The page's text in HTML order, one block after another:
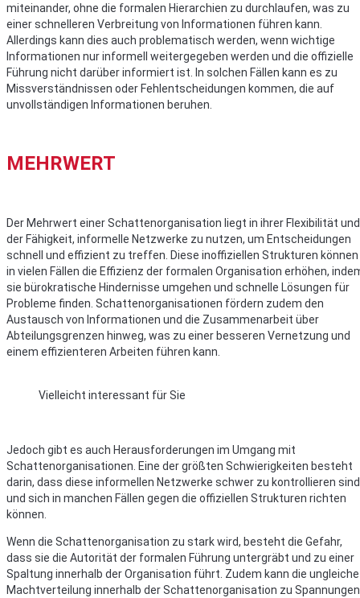
miteinander, ohne die formalen Hierarchien zu durchlaufen, was zu
einer schnelleren Verbreitung von Informationen führen kann.
Allerdings kann dies auch problematisch werden, wenn wichtige
Informationen nur informell weitergegeben werden und die offizielle
Führung nicht darüber informiert ist. In solchen Fällen kann es zu
Missverständnissen oder Fehlentscheidungen kommen, die auf
unvollständigen Informationen beruhen.
MEHRWERT
Der Mehrwert einer Schattenorganisation liegt in ihrer Flexibilität und
der Fähigkeit, informelle Netzwerke zu nutzen, um Entscheidungen
schnell und effizient zu treffen. Diese inoffiziellen Strukturen können
in vielen Fällen die Effizienz der formalen Organisation erhöhen,
sie bürokratische Hindernisse umgehen und schnelle Lösungen für
Probleme finden. Schattenorganisationen fördern zudem den
Austausch von Informationen und die Zusammenarbeit über
Abteilungsgrenzen hinweg, was zu einer besseren Vernetzung und
einem effizienteren Arbeiten führen kann.
Vielleicht interessant für Sie
Jedoch gibt es auch Herausforderungen im Umgang mit
Schattenorganisationen. Eine der größten Schwierigkeiten besteht
darin, dass diese informellen Netzwerke schwer zu kontrollieren sind
und sich in manchen Fällen gegen die offiziellen Strukturen richten
können.
Wenn die Schattenorganisation zu stark wird, besteht die Gefahr,
dass sie die Autorität der formalen Führung untergräbt und zu einer
Spaltung innerhalb der Organisation führt. Zudem kann die ungleiche
Machtverteilung innerhalb der Schattenorganisation zu Spannungen